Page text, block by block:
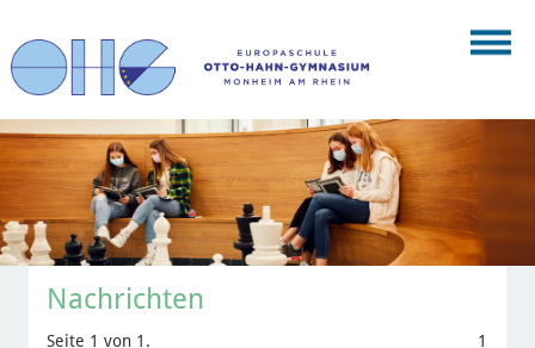
Nachrichten
Seite 1 von 1. 1